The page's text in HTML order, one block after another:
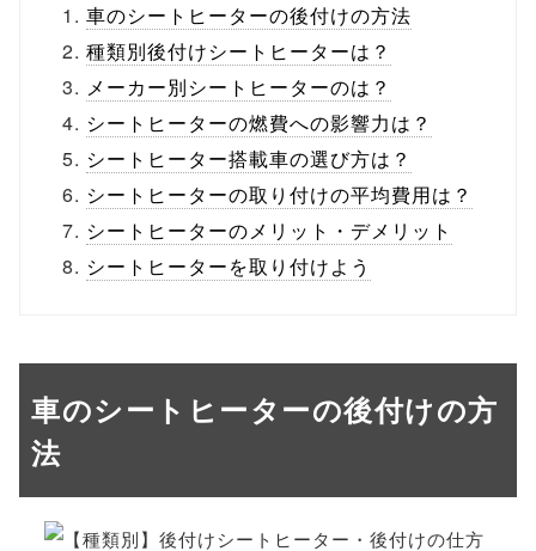
車のシートヒーターの後付けの方法
種類別後付けシートヒーターは？
メーカー別シートヒーターのは？
シートヒーターの燃費への影響力は？
シートヒーター搭載車の選び方は？
シートヒーターの取り付けの平均費用は？
シートヒーターのメリット・デメリット
シートヒーターを取り付けよう
車のシートヒーターの後付けの方
法